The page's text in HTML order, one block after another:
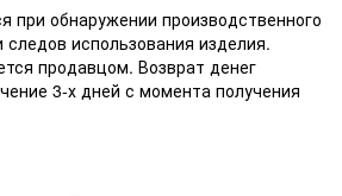
при обнаружении производственного
следов использования изделия.
продавцом. Возврат денег
3-х дней с момента получения